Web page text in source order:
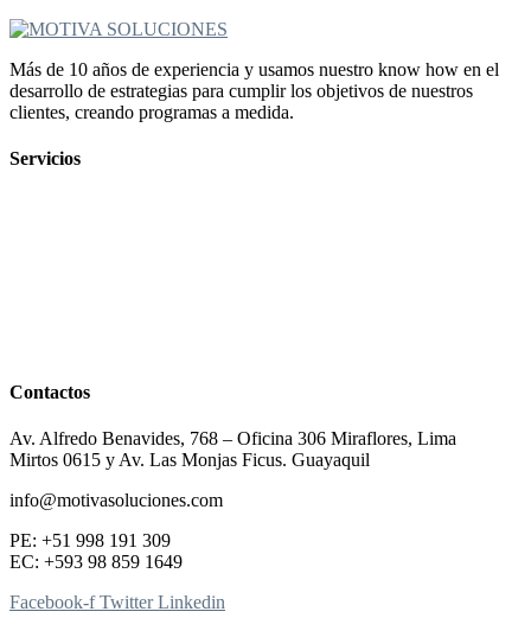
Más de 10 años de experiencia y usamos nuestro know how en el
desarrollo de estrategias para cumplir los objetivos de nuestros
clientes, creando programas a medida.
Servicios
Contactos
Av. Alfredo Benavides, 768 – Oficina 306 Miraflores, Lima
Mirtos 0615 y Av. Las Monjas Ficus. Guayaquil
info@motivasoluciones.com
PE: +51 998 191 309
EC: +593 98 859 1649
Facebook-f Twitter Linkedin